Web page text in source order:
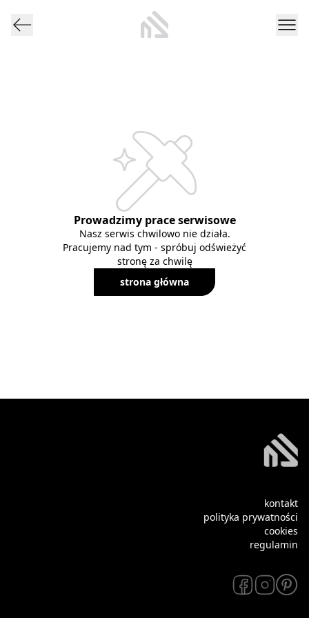
Prowadzimy prace serwisowe
Nasz serwis chwilowo nie działa.
Pracujemy nad tym - spróbuj odświeżyć
stronę za chwilę
strona główna
kontakt
polityka prywatności
cookies
regulamin